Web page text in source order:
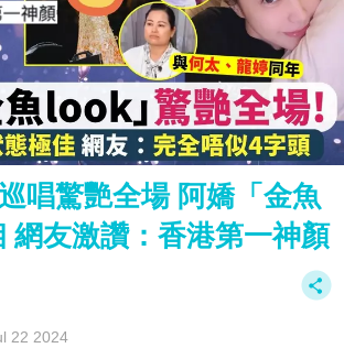
唱驚艷全場 阿嬌「金魚
網友激讚：香港第一神顏
22 2024